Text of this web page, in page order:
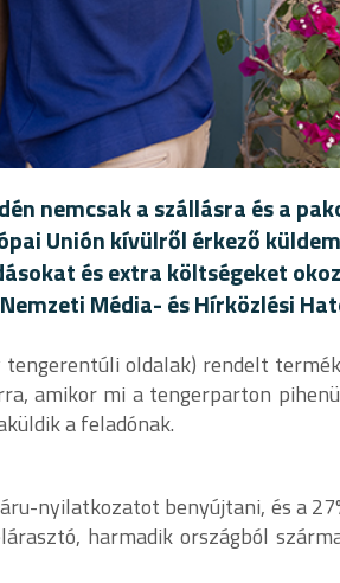
nemcsak a szállásra és a
Unión kívülről érkező
és extra költségeket
Média- és Hírközlési
oldalak) rendelt
amikor mi a tengerparton
a feladónak.
nyilatkozatot benyújtani, és a
harmadik országból